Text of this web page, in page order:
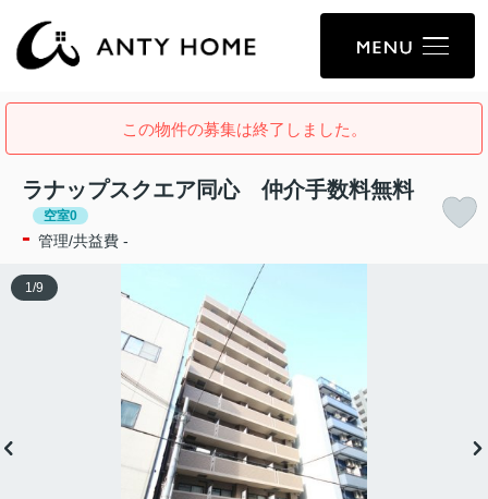
この物件の募集は終了しました。
ラナップスクエア同心 仲介手数料無料
空室0
- 管理/共益費 -
1 /9